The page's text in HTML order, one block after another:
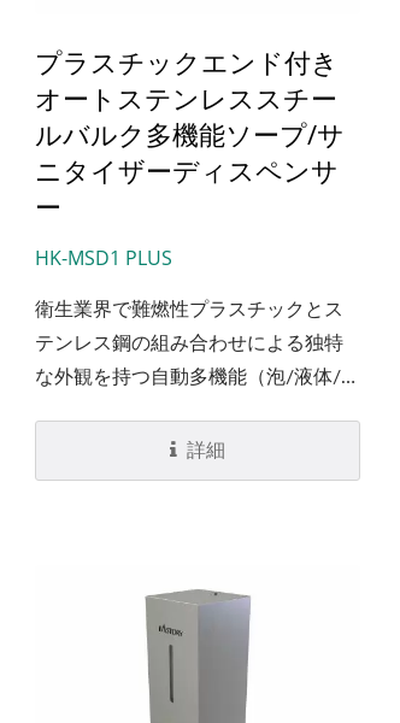
プラスチックエンド付き
オートステンレススチー
ルバルク多機能ソープ/サ
ニタイザーディスペンサ
ー
HK-MSD1 PLUS
衛生業界で難燃性プラスチックとス
テンレス鋼の組み合わせによる独特
な外観を持つ自動多機能（泡/液体/ス
す。私たちのHK-MSDX1...
詳細
EcoHygiene高速ハンドドライ